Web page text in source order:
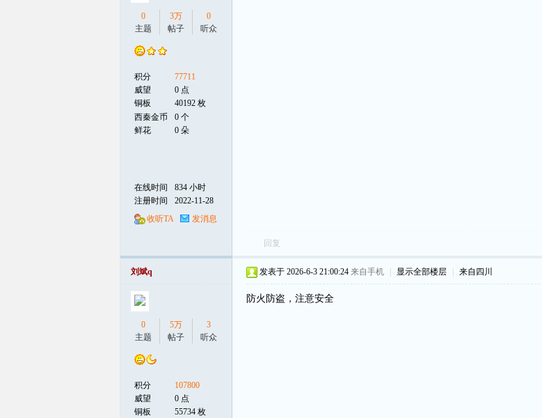
0
主题
3万
帖子
0
听众
积分
77711
威望
0 点
铜板
40192 枚
西秦金币
0 个
鲜花
0 朵
在线时间
834 小时
注册时间
2022-11-28
收听TA
发消息
回复
刘斌q
0
主题
5万
帖子
3
听众
积分
107800
威望
0 点
铜板
55734 枚
发表于 2026-6-3 21:00:24 来自手机 显示全部楼层 来自四川
防火防盗，注意安全